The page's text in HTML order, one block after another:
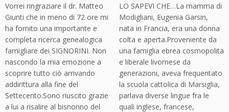
Vorrei ringraziare il dr. Matteo
Giunti che in meno di 72 ore mi
ha fornito una importante e
completa ricerca genealogica
famigliare dei SIGNORINI. Non
nascondo la mia emozione a
scoprire tutto ciò arrivando
addirittura alla fine del
Settecento.Sono riuscito grazie
a lui a risalire al bisnonno del
LO SAPEVI CHE…La mamma di
Modigliani, Eugenia Garsin,
nata in Francia, era una donna
colta e aperta.Proveniente da
una famiglia ebrea cosmopolita
e liberale livornese da
generazioni, aveva frequentato
la scuola cattolica di Marsiglia,
parlava diverse lingue fra le
quali inglese, francese,